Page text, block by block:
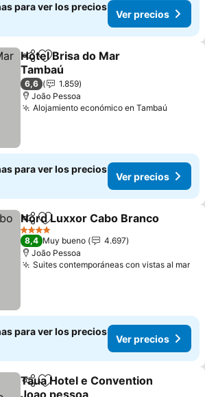
para ver los precios
Ver precios
CompartirAñadir a favoritos
Hotel Brisa do Mar
Tambaú
Ver precios
6,6
1.859
João Pessoa
Alojamiento económico en Tambaú
para ver los precios
Ver precios
CompartirAñadir a favoritos
Nord Luxxor Cabo Branco
4 Estrellas
8,4 Muy bueno
4.697
João Pessoa
Suites contemporáneas con vistas al mar
para ver los precios
Ver precios
Compartir
Añadir a favoritos
Taua Hotel e Convention
Joao pessoa